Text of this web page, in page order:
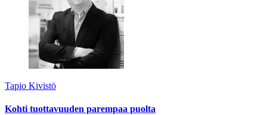
Tapio Kivistö
Kohti tuottavuuden parempaa puolta